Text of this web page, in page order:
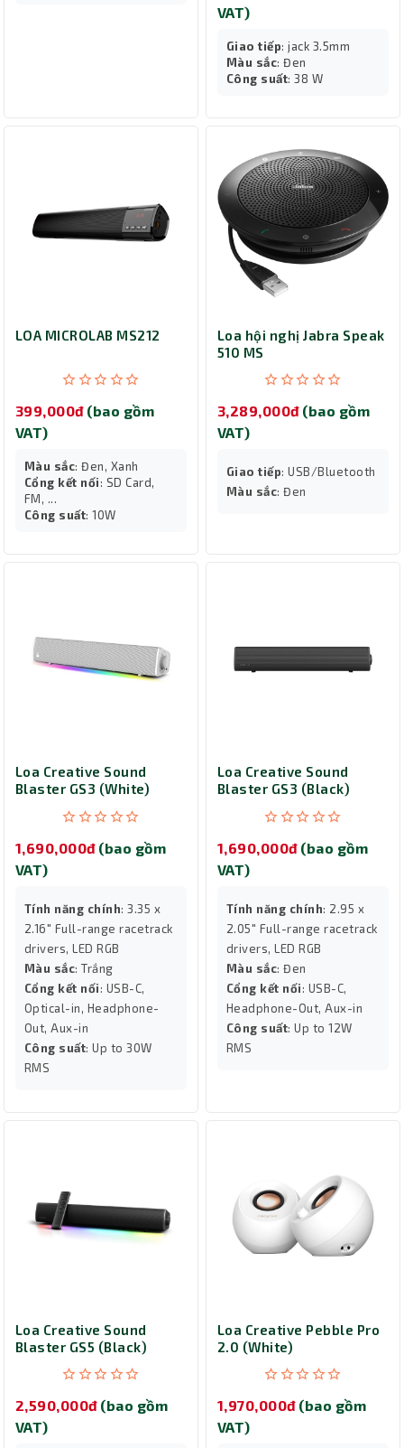
VAT)
Giao tiếp: jack 3.5mm
Màu sắc: Đen
Công suất: 38 W
LOA MICROLAB MS212
399,000đ (bao gồm
VAT)
Màu sắc: Đen, Xanh
Cổng kết nối: SD Card,
FM, ...
Công suất: 10W
Loa hội nghị Jabra Speak
510 MS
3,289,000đ (bao gồm
VAT)
Giao tiếp: USB/Bluetooth
Màu sắc: Đen
Loa Creative Sound
Blaster GS3 (White)
1,690,000đ (bao gồm
VAT)
Tính năng chính: 3.35 x
2.16" Full-range racetrack
drivers, LED RGB
Màu sắc: Trắng
Cổng kết nối: USB-C,
Optical-in, Headphone-
Out, Aux-in
Công suất: Up to 30W
RMS
Loa Creative Sound
Blaster GS3 (Black)
1,690,000đ (bao gồm
VAT)
Tính năng chính: 2.95 x
2.05" Full-range racetrack
drivers, LED RGB
Màu sắc: Đen
Cổng kết nối: USB-C,
Headphone-Out, Aux-in
Công suất: Up to 12W
RMS
Loa Creative Sound
Blaster GS5 (Black)
2,590,000đ (bao gồm
VAT)
Loa Creative Pebble Pro
2.0 (White)
1,970,000đ (bao gồm
VAT)